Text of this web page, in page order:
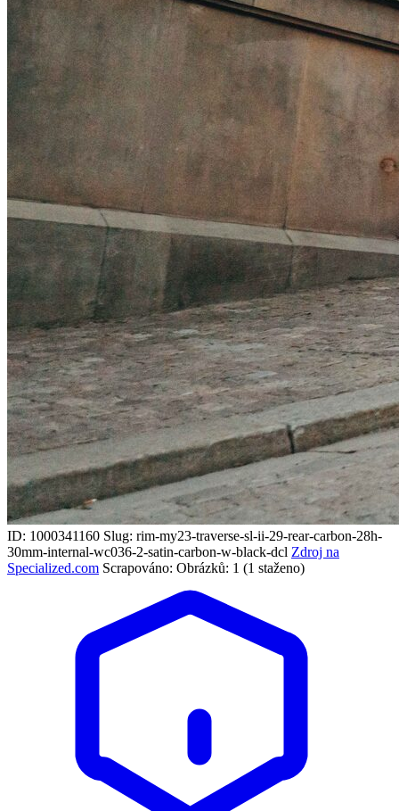
ID: 1000341160 Slug: rim-my23-traverse-sl-ii-29-rear-carbon-28h-
30mm-internal-wc036-2-satin-carbon-w-black-dcl Zdroj na
Specialized.com Scrapováno: Obrázků: 1 (1 staženo)